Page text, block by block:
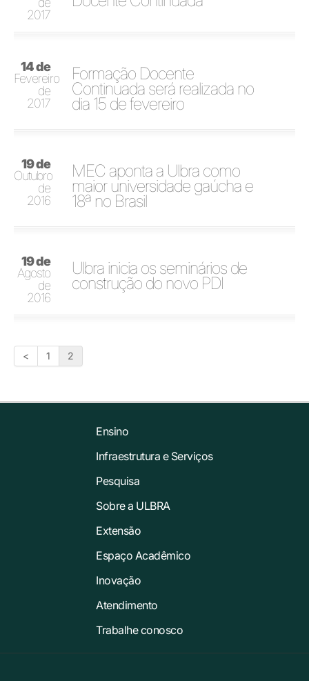
2017
14 de
Fevereiro
de
2017
Formação Docente
Continuada será realizada no
dia 15 de fevereiro
19 de
Outubro
de
2016
MEC aponta a Ulbra como
maior universidade gaúcha e
18ª no Brasil
19 de
Agosto
de
2016
Ulbra inicia os seminários de
construção do novo PDI
< 1 2
Ensino
Infraestrutura e Serviços
Pesquisa
Sobre a ULBRA
Extensão
Espaço Acadêmico
Inovação
Atendimento
Trabalhe conosco